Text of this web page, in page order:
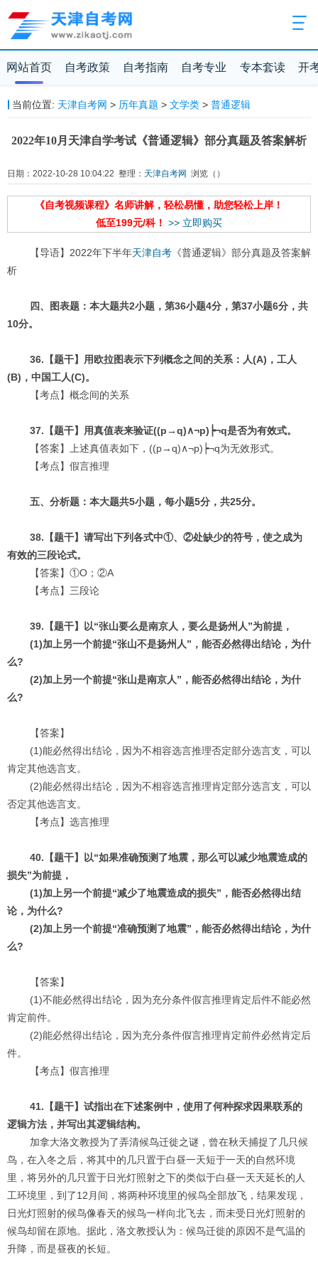
网站首页 自考政策 自考指南 自考专业 专本套读 开
当前位置: 天津自考网 > 历年真题 > 文学类> 普通逻辑
2022年10月天津自学考试《普通逻辑》部分真题及答案解析
日期：2022-10-28 10:04:22 整理： 天津自考网 浏览（ ）
《自考视频课程》名师讲解，轻松易懂，助您轻松上岸！
低至199元/科！ >> 立即购买
【导语】2022年下半年天津自考《普通逻辑》部分真题及答案解
析
四、图表题：本大题共2小题，第36小题4分，第37小题6分，共
10分。
36.【题干】用欧拉图表示下列概念之间的关系：人(A)，工人
(B)，中国工人(C)。
【考点】概念间的关系
37.【题干】用真值表来验证((p→q)∧¬p)┝¬q是否为有效式。
【答案】上述真值表如下，((p→q)∧¬p)┝¬q为无效形式。
【考点】假言推理
五、分析题：本大题共5小题，每小题5分，共25分。
38. 【题干】请写出下列各式中①、②处缺少的符号，使之成为
有效的三段论式。
【答案】①O；②A
【考点】三段论
39.【题干】以“张山要么是南京人，要么是扬州人”为前提，
(1)加上另一个前提“张山不是扬州人”，能否必然得出结论，为什
么?
(2)加上另一个前提“张山是南京人”，能否必然得出结论，为什
么?
【答案】
(1)能必然得出结论，因为不相容选言推理否定部分选言支，可以
肯定其他选言支。
(2)能必然得出结论，因为不相容选言推理肯定部分选言支，可以
否定其他选言支。
【考点】选言推理
40.【题干】以“如果准确预测了地震，那么可以减少地震造成的
损失”为前提，
(1)加上另一个前提“减少了地震造成的损失”，能否必然得出结
论，为什么?
(2)加上另一个前提“准确预测了地震”，能否必然得出结论，为什
么?
【答案】
(1)不能必然得出结论，因为充分条件假言推理肯定后件不能必然
肯定前件。
(2)能必然得出结论，因为充分条件假言推理肯定前件必然肯定后
件。
【考点】假言推理
41.【题干】试指出在下述案例中，使用了何种探求因果联系的
逻辑方法，并写出其逻辑结构。
加拿大洛文教授为了弄清候鸟迁徙之谜，曾在秋天捕捉了几只候
鸟，在入冬之后，将其中的几只置于白昼一天短于一天的自然环境
里，将另外的几只置于日光灯照射之下的类似于白昼一天天延长的人
工环境里，到了12月间，将两种环境里的候鸟全部放飞，结果发现，
日光灯照射的候鸟像春天的候鸟一样向北飞去，而未受日光灯照射的
候鸟却留在原地。据此，洛文教授认为：候鸟迁徙的原因不是气温的
升降，而是昼夜的长短。